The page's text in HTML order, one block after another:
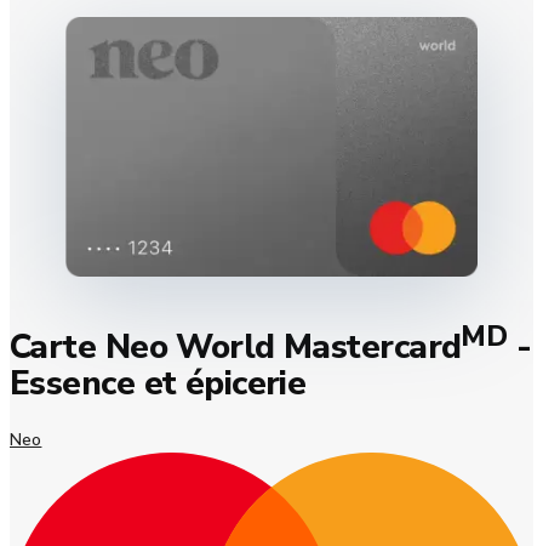
Carte Neo World MastercardMD -
Essence et épicerie
Neo